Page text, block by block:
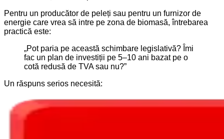
Pentru un producător de peleți sau pentru un furnizor de
energie care vrea să intre pe zona de biomasă, întrebarea
practică este:
„Pot paria pe această schimbare legislativă? Îmi
fac un plan de investiții pe 5–10 ani bazat pe o
cotă redusă de TVA sau nu?”
Un răspuns serios necesită: